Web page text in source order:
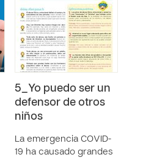
5_Yo puedo ser un
defensor de otros
niños
La emergencia COVID-
19 ha causado grandes